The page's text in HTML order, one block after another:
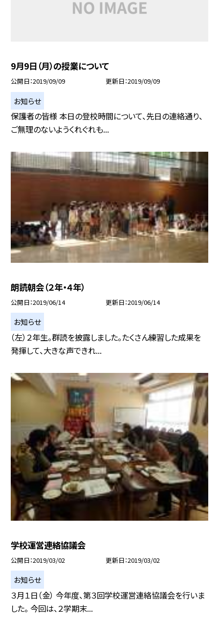
9月9日（月）の授業について
公開日 2019/09/09 更新日 2019/09/09
お知らせ
保護者の皆様 本日の登校時間について、先日の連絡通り、
ご無理のないようくれぐれも...
朗読朝会（２年・４年）
公開日 2019/06/14 更新日 2019/06/14
お知らせ
（左）２年生。群読を披露しました。たくさん練習した成果を
発揮して、大きな声できれ...
学校運営連絡協議会
公開日 2019/03/02 更新日 2019/03/02
お知らせ
３月１日（金） 今年度、第３回学校運営連絡協議会を行いま
した。 今回は、２学期末...